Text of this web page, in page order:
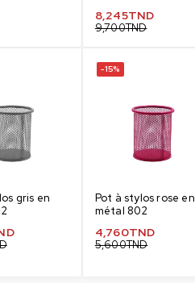
9,700TND
8,245TND
gris en
-15%
Pot à stylos rose en
métal 802
5,600TND
4,760TND